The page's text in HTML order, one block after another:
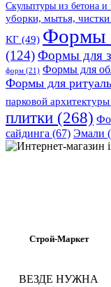
Скульптуры из бетона
уборки, мытья, чистки
КГ (49) Формы
(124)Формы для
форм (21) Формы для
Формы для
парковой архитектуры
плитки (268)
сайдинга (67) Эмали
Строй-Маркет
ВЕЗДЕ НУЖНА